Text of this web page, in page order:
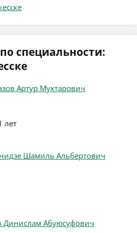
специальности:
Артур Мухтарович
лет
Шамиль Альбертович
Динислам Абуюсуфович